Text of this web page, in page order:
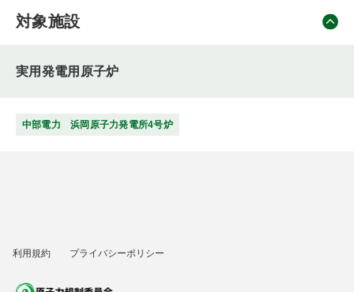
対象施設
実用発電用原子炉
中部電力 浜岡原子力発電所4号炉
利用規約 プライバシーポリシー